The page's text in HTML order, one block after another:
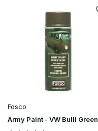
Fosco
Army Paint - VW Bulli Green